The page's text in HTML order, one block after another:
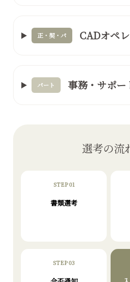
正・契・パ CADオペ
パート 事務・サポー
選考の流
STEP 01
書類選考
STEP 03